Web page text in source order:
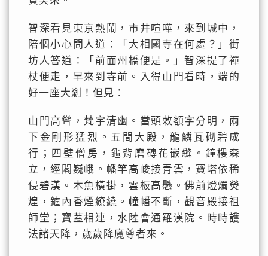
智深看見東京熱鬧，市井喧嘩，來到城中，
陪個小心問人道：「大相國寺在何處？」街
坊人答道：「前面州橋便是。」智深提了禪
杖便走，早來到寺前。入得山門看時，端的
好一座大剎！但見：
山門高聳，梵宇清幽。當頭敕額字分明，兩
下金剛形猛烈。五間大殿，龍鱗瓦砌碧成
行；四壁僧房，龜背磨磚花嵌縫。鐘樓森
立，經閣巍峨。幡竿高峻接青雲，寶塔依稀
侵碧漢。木魚橫掛，雲板高懸。佛前燈燭熒
煌，鑪內香煙繚繞。幢幡不斷，觀音殿接祖
師堂；寶蓋相連，水陸會通羅漢院。時時護
法諸天降，歲歲降魔尊者來。